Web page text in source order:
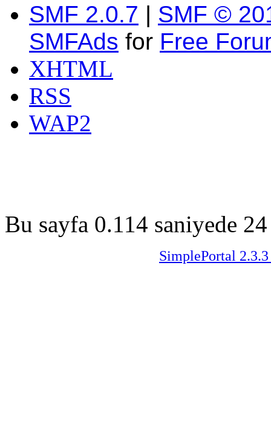
SMF 2.0.7 | SMF ©
SMFAds for Free
XHTML
RSS
WAP2
Bu sayfa 0.114 saniyede
SimplePortal